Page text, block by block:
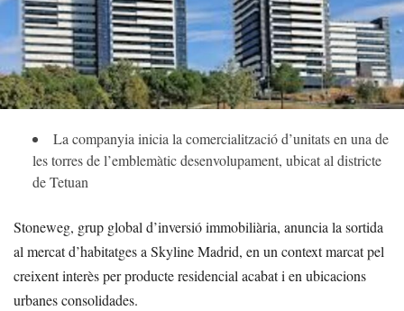
La companyia inicia la comercialització d’unitats en una de
les torres de l’emblemàtic desenvolupament, ubicat al districte
de Tetuan
Stoneweg, grup global d’inversió immobiliària, anuncia la sortida
al mercat d’habitatges a Skyline Madrid, en un context marcat pel
creixent interès per producte residencial acabat i en ubicacions
urbanes consolidades.